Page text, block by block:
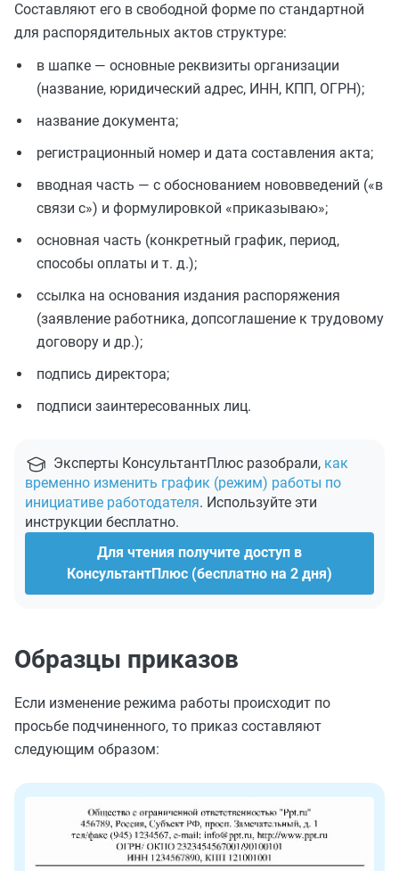
Составляют его в свободной форме по стандартной
для распорядительных актов структуре:
в шапке — основные реквизиты организации
(название, юридический адрес, ИНН, КПП, ОГРН);
название документа;
регистрационный номер и дата составления акта;
вводная часть — с обоснованием нововведений («в
связи с») и формулировкой «приказываю»;
основная часть (конкретный график, период,
способы оплаты и т. д.);
ссылка на основания издания распоряжения
(заявление работника, допсоглашение к трудовому
договору и др.);
подпись директора;
подписи заинтересованных лиц.
Эксперты КонсультантПлюс разобрали, как
временно изменить график (режим) работы по
инициативе работодателя. Используйте эти
инструкции бесплатно.
Для чтения получите доступ в
КонсультантПлюс (бесплатно на 2 дня)
Образцы приказов
Если изменение режима работы происходит по
просьбе подчиненного, то приказ составляют
следующим образом: